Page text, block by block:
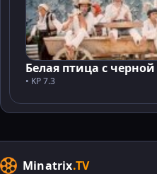
Белая птица с
• KP 7.3
Minatrix.TV